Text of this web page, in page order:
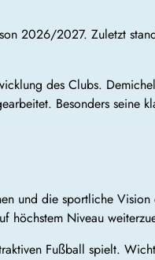
2026/2027. Zuletzt
des Clubs.
Besonders seine
und die sportliche Vision
höchstem Niveau
Fußball spielt.